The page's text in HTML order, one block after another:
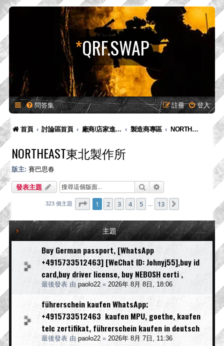
*QRF.SWAP
問答集 登入
註冊
首頁 討論區首頁 廠商/店家進駐專區-供廠商-供廠商/店家發布新品預告、產品消息，嚴禁販售！ 製造商專區 NORTHEAST東北製作所
NORTHEAST東北製作所
版主: 賽巴思春
發表主題 搜尋
323 個主題 第 1 頁 (共13 頁)
1 2 3 4 5 13
主題
Buy German passport, [WhatsApp
+4915733512463] [WeChat ID: Johnyj55],buy id
card,buy driver license, buy NEBOSH certi ,
最後發表 由 paolo22 « 2026年 8月 8日, 18:06
führerschein kaufen WhatsApp;
+4915733512463 kaufen MPU, goethe, kaufen
telc zertifikat, führerschein kaufen in deutsch
最後發表 由 paolo22 « 2026年 8月 7日, 11:36